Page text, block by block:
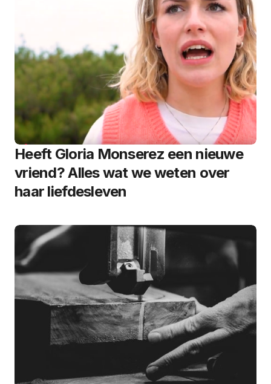
Heeft Gloria Monserez een nieuwe
vriend? Alles wat we weten over
haar liefdesleven